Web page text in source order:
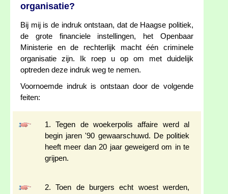
organisatie?
Bij mij is de indruk ontstaan, dat de Haagse politiek,
de grote financiele instellingen, het Openbaar
Ministerie en de rechterlijk macht één criminele
organisatie zijn. Ik roep u op om met duidelijk
optreden deze indruk weg te nemen.
Voornoemde indruk is ontstaan door de volgende
feiten:
1. Tegen de woekerpolis affaire werd al
begin jaren '90 gewaarschuwd. De politiek
heeft meer dan 20 jaar geweigerd om in te
grijpen.
2. Toen de burgers echt woest werden,